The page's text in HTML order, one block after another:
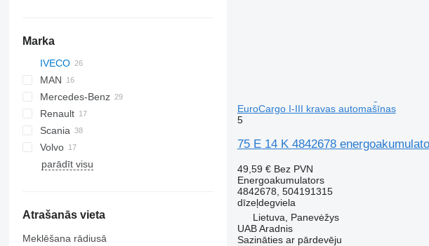
Marka
CF
LF
XF
IVECO
EuroCargo
EuroCargo 120
Stralis
MAN
L2000
TGA
TGS
TGX
Mercedes-Benz
A-Class
Actros
Atego
Sprinter
Atleon
Renault
Magnum
Midliner
Midlum
Scania
R-series
S-series
Volvo
FH
parādīt visu
Atrašanās vieta
Meklēšana rādiusā
EuroCargo I-III kravas automašīnas
5
75 E 14 K 4842678
49,59 € Bez PVN
Energoakumulators
4842678, 504191315
dīzeļdegviela
Lietuva, Panevėžys
UAB Aradnis
Sazināties ar pārdevēju